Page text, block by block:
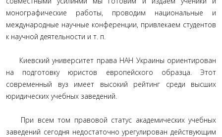
монографические работы, проводим национальные и
международные научные конференции, привлекаем студентов
к научной деятельности и т. п.
Киевский университет права НАН Украины ориентирован
на подготовку юристов европейского образца. Этот
современный вуз имеет высокий рейтинг среди высших
юридических учебных заведений.
При всем том правовой статус академических учебных
заведений сегодня недостаточно урегулирован действующим